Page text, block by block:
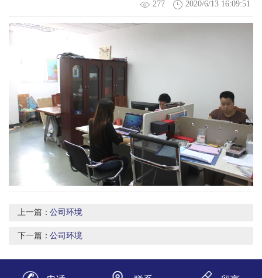
277 2020/6/13 16:09:51
上一篇：公司环境
下一篇：公司环境